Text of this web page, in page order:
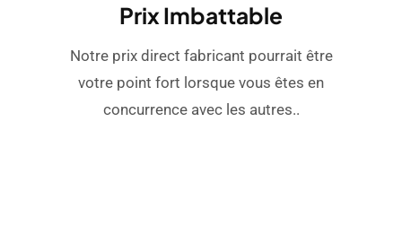
Prix ​​imbattable
Notre prix direct fabricant pourrait être
votre point fort lorsque vous êtes en
concurrence avec les autres..